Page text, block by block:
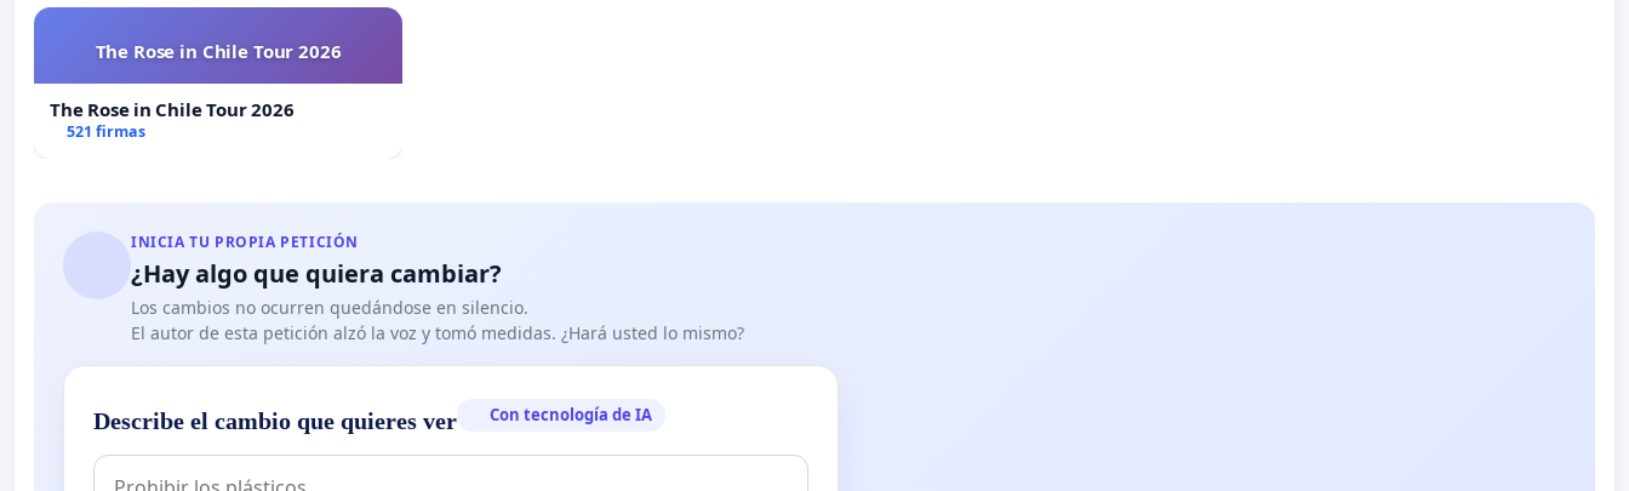
The Rose in Chile Tour 2026
The Rose in Chile Tour 2026
521 firmas
INICIA TU PROPIA PETICIÓN
¿Hay algo que quiera cambiar?
Los cambios no ocurren quedándose en silencio.
El autor de esta petición alzó la voz y tomó medidas. ¿Hará usted lo mismo?
Describe el cambio que quieres ver Con tecnología de IA